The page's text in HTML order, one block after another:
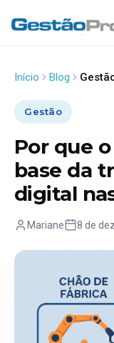
Início Blog
Gestão
Por que
base da
digital
Mariane 8 de